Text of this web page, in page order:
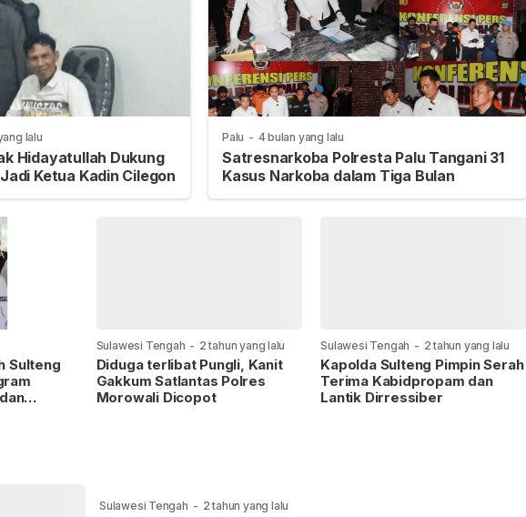
lalu
Hidayatullah Dukung
Ketua Kadin Cilegon
Palu - 4 bulan yang lalu
Satresnarkoba Polresta Palu Tangani 31
Kasus Narkoba dalam Tiga Bulan
Sulteng
Sulawesi Tengah - 2 tahun yang lalu
Diduga terlibat Pungli, Kanit
Gakkum Satlantas Polres
Morowali Dicopot
Sulawesi Tengah - 2 tahun yang lalu
Kapolda Sulteng Pimpin Serah
Terima Kabidpropam dan
Lantik Dirressiber
Sulawesi Tengah - 2 tahun yang lalu